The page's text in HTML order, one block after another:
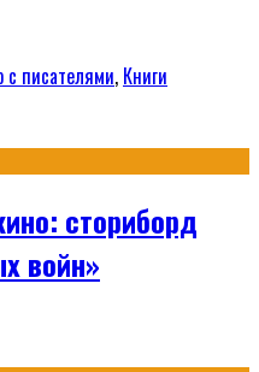
с писателями, Книги
сториборд
войн»